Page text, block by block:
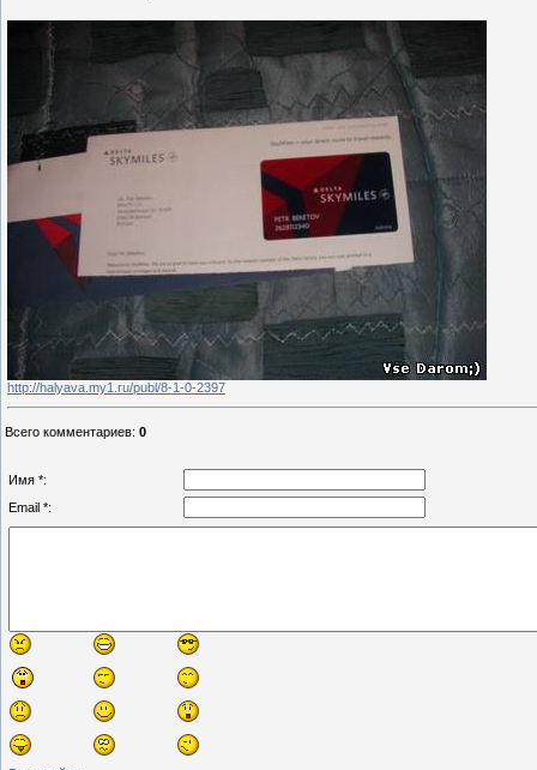
http://halyava.my1.ru/publ/8-1-0-2397
Всего комментариев: 0
Имя *:
Email *: